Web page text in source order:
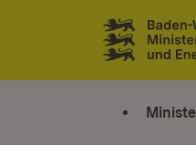
Zum Inhalt springen
Link zur